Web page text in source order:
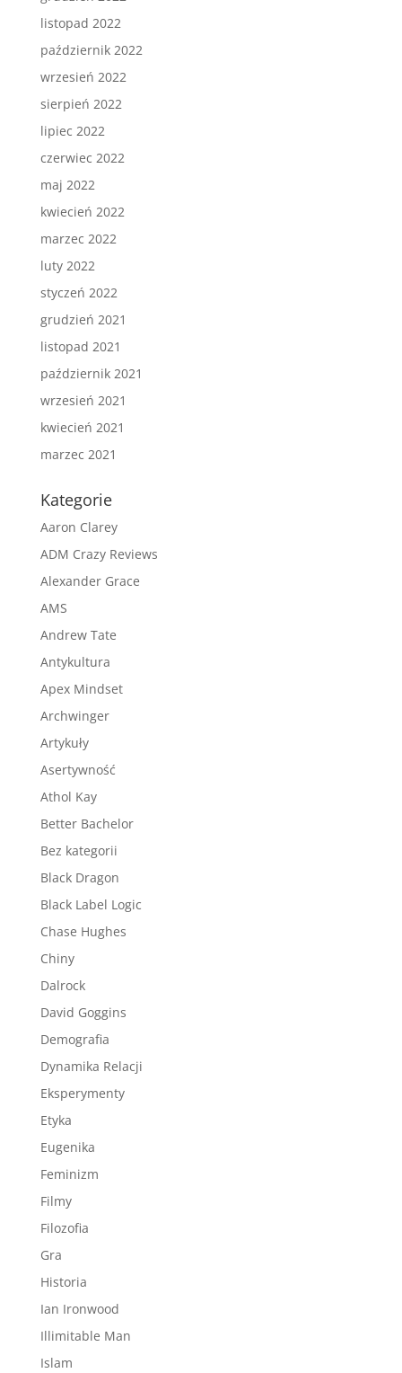
listopad 2022
październik 2022
wrzesień 2022
sierpień 2022
lipiec 2022
czerwiec 2022
maj 2022
kwiecień 2022
marzec 2022
luty 2022
styczeń 2022
grudzień 2021
listopad 2021
październik 2021
wrzesień 2021
kwiecień 2021
marzec 2021
Kategorie
Aaron Clarey
ADM Crazy Reviews
Alexander Grace
AMS
Andrew Tate
Antykultura
Apex Mindset
Archwinger
Artykuły
Asertywność
Athol Kay
Better Bachelor
Bez kategorii
Black Dragon
Black Label Logic
Chase Hughes
Chiny
Dalrock
David Goggins
Demografia
Dynamika Relacji
Eksperymenty
Etyka
Eugenika
Feminizm
Filmy
Filozofia
Gra
Historia
Ian Ironwood
Illimitable Man
Islam